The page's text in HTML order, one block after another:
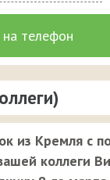
из Кремля с
коллеги